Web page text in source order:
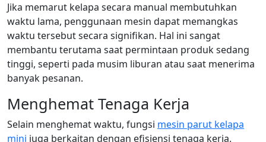
Jika memarut kelapa secara manual membutuhkan
waktu lama, penggunaan mesin dapat memangkas
waktu tersebut secara signifikan. Hal ini sangat
membantu terutama saat permintaan produk sedang
tinggi, seperti pada musim liburan atau saat menerima
banyak pesanan.
Menghemat Tenaga Kerja
Selain menghemat waktu, fungsi mesin parut kelapa
mini juga berkaitan dengan efisiensi tenaga kerja.